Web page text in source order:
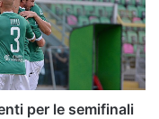
per le semifinali